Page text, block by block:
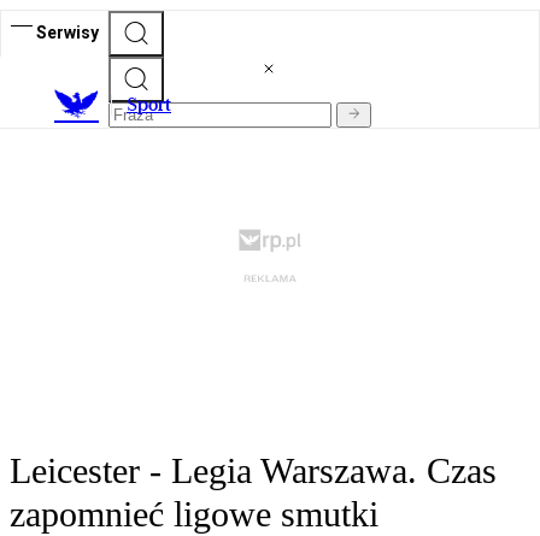
Serwisy
Sport
Leicester - Legia Warszawa. Czas
zapomnieć ligowe smutki